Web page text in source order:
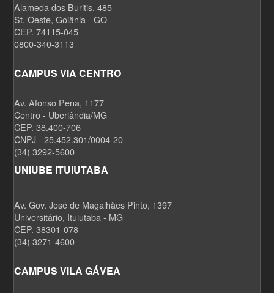
Alameda dos Buritis, 485
St. Oeste, Goiânia - GO
CEP. 74115-045
0800-340-3113
CAMPUS VIA CENTRO
Av. Afonso Pena, 1177
Centro - Uberlândia/MG
CEP. 38.400-706
CNPJ - 25.452.301/0004-20
(34) 3292-5600
UNIUBE ITUIUTABA
Av. Gov. José de Magalhães Pinto, 1397
Universitário, Ituiutaba - MG
CEP. 38301-078
(34) 3271-4600
CAMPUS VILA GÁVEA